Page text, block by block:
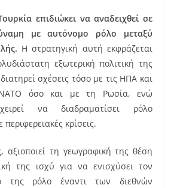
επιδιώκει να αναδειχθεί σε
με αυτόνομο ρόλο μεταξύ
Η στρατηγική αυτή εκφράζεται
εξωτερική πολιτική της
σχέσεις τόσο με τις ΗΠΑ και
όσο και με τη Ρωσία, ενώ
να διαδραματίσει ρόλο
κρίσεις.
αξιοποιεί τη γεωγραφική της θέση
της ισχύ για να ενισχύσει τον
της ρόλο έναντι των διεθνών